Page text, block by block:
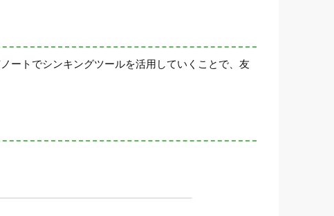
ートでシンキングツールを活用していくことで、友